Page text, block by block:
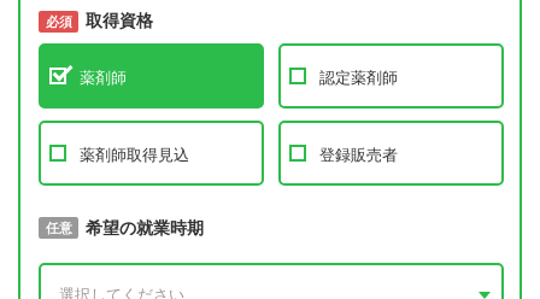
必須 取得資格
薬剤師 認定薬剤師
薬剤師取得見込 登録販売者
必須 取得予定年
任意 希望の就業時期